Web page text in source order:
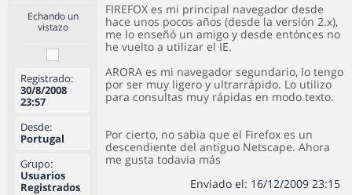
Echando un
vistazo
Registrado:
30/8/2008
23:57
Desde:
Portugal
Grupo:
Usuarios
Registrados
FIREFOX es mi principal navegador desde
hace unos pocos años (desde la versión 2.x),
me lo enseñó un amigo y desde entónces no
he vuelto a utilizar el IE.
ARORA es mi navegador segundario, lo tengo
por ser muy ligero y ultrarrápido. Lo utilizo
para consultas muy rápidas en modo texto.
Por cierto, no sabia que el Firefox es un
descendiente del antiguo Netscape. Ahora
me gusta todavia más
Enviado el: 16/12/2009 23:15